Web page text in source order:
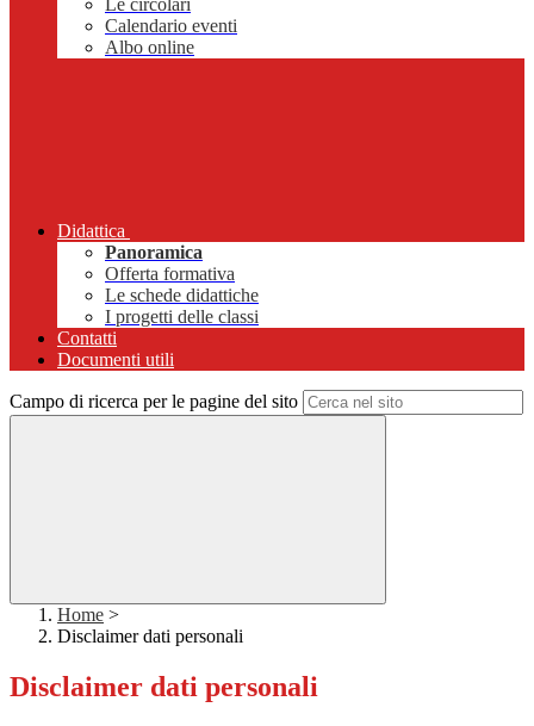
Le circolari
Calendario eventi
Albo online
Didattica
Panoramica
Offerta formativa
Le schede didattiche
I progetti delle classi
Contatti
Documenti utili
Campo di ricerca per le pagine del sito
Home >
Disclaimer dati personali
Disclaimer dati personali